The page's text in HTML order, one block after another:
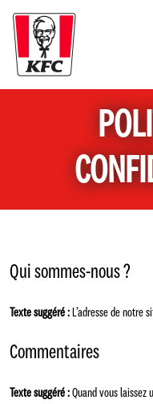
Panneau de gestion des
Qui sommes-nous ?
Texte suggéré : L’adresse de notre
Commentaires
Texte suggéré :Quand vous laissez